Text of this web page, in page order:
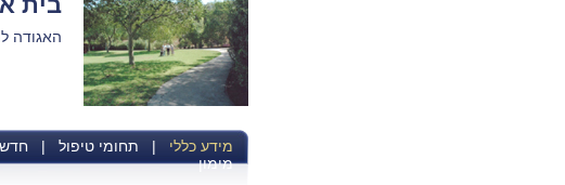
האגודה
מידע כללי | תחומי טיפול |
מימון